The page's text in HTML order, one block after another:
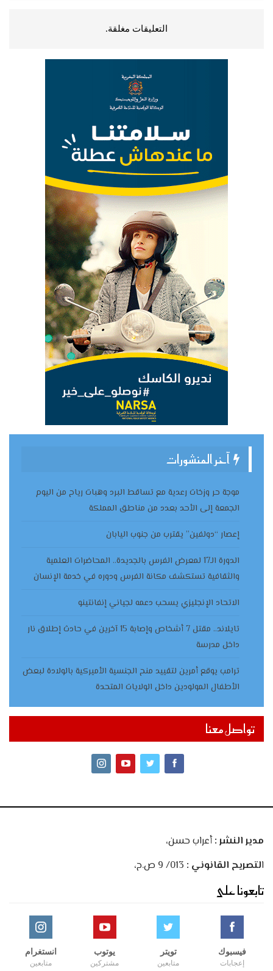
التعليقات مغلقة.
آخر المنشورات
موجة حر وزخات رعدية مع تساقط البرد وهبات رياح من اليوم
الجمعة إلى الأحد بعدد من مناطق المملكة
إعصار “دولفين” يقترب من جنوب اليابان
الدورة الـ17 لمعرض الفرس بالجديدة.. المحاضرات العلمية
والثقافية تستكشف مكانة الفرس ودوره في خدمة الإنسان
الاتحاد الإنجليزي يسحب دعمه لجياني إنفانتينو
تايلاند.. مقتل 7 أشخاص وإصابة 15 آخرين في حادث إطلاق نار
داخل مدرسة
ترامب يوقع أمرين لتقييد منح الجنسية الأميركية بالولادة لبعض
الأطفال المولودين داخل الولايات المتحدة
تواصل معنا
مدير النشر :أعراب حسن،
التصريح القانوني :
تابعونا على
فيسبوك
إعجابات
تويتر
متابعين
يوتوب
مشتركين
انستغرام
متابعين